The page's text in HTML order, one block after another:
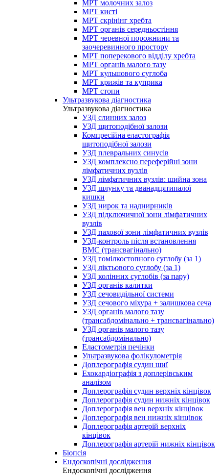
МРТ молочних залоз
МРТ кисті
МРТ скрінінг хребта
МРТ органів середньостіння
МРТ черевної порожнини та
заочеревинного простору
МРТ поперекового відділу хребта
МРТ органів малого тазу
МРТ кульшового суглоба
МРТ крижів та куприка
МРТ стопи
Ультразвукова діагностика
Ультразвукова діагностика
УЗД слинних залоз
УЗД щитоподібної залози
Компресійна еластографія
щитоподібної залози
УЗД плевральних синусів
УЗД комплексно переферійні зони
лімфатичних вузлів
УЗД лімфатичних вузлів: шийна зона
УЗД шлунку та дванадцятипалої
кишки
УЗД нирок та наднирників
УЗД підключичної зони лімфатичних
вузлів
УЗД пахової зони лімфатичних вузлів
УЗД-контроль після встановлення
ВМС (трансвагінально)
УЗД гомілкостопного суглобу (за 1)
УЗД ліктьового суглобу (за 1)
УЗД колінних суглобів (за пару)
УЗД органів калитки
УЗД сечовидільної системи
УЗД сечового міхура + залишкова сеча
УЗД органів малого тазу
(трансабдомінально + трансвагінально)
УЗД органів малого тазу
(трансабдомінально)
Еластометрія печінки
Ультразвукова фолікулометрія
Доплерографія судин шиї
Ехокардіографія з доплерівським
аналізом
Доплерографія судин верхніх кінцівок
Доплерографія судин нижніх кінцівок
Доплерографія вен верхніх кінцівок
Доплерографія вен нижніх кінцівок
Доплерографія артерій верхніх
кінцівок
Доплерографія артерій нижніх кінцівок
Біопсія
Ендоскопічні дослідження
Ендоскопічні дослідження